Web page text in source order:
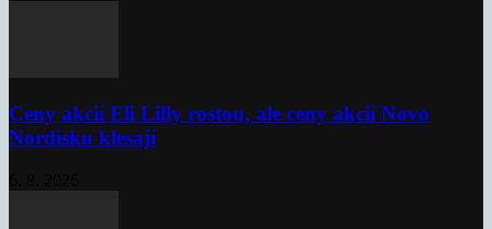
Ceny akcií Eli Lilly rostou, ale ceny akcií Novo
Nordisku klesají